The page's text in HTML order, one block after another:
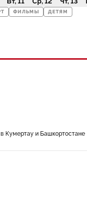
ФИЛЬМЫ ДЕТЯМ
Кумертау и Башкортостане